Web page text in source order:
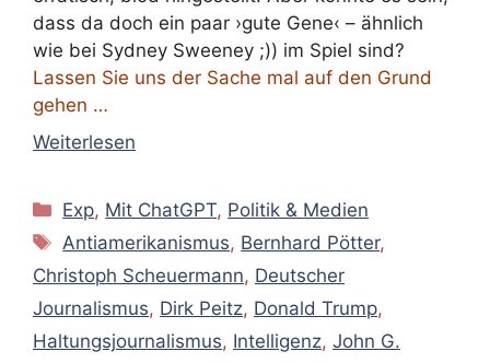
dass da doch ein paar ›gute Gene‹ – ähnlich
wie bei Sydney Sweeney ;)) im Spiel sind?
Lassen Sie uns der Sache mal auf den Grund
gehen …
Weiterlesen
Kategorien
Exp, Mit ChatGPT, Politik & Medien
Schlagwörter
Antiamerikanismus, Bernhard Pötter,
Christoph Scheuermann, Deutscher
Journalismus, Dirk Peitz, Donald Trump,
Haltungsjournalismus, Intelligenz, John G.